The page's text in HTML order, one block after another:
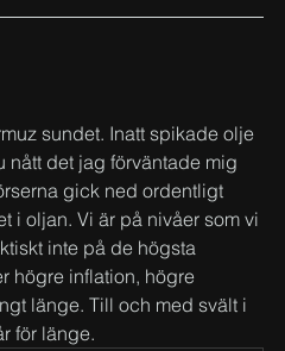
sundet. Inatt spikade olje
nått det jag förväntade mig
gick ned ordentligt
i oljan. Vi är på nivåer som vi
inte på de högsta
högre inflation, högre
länge. Till och med svält i
för länge.